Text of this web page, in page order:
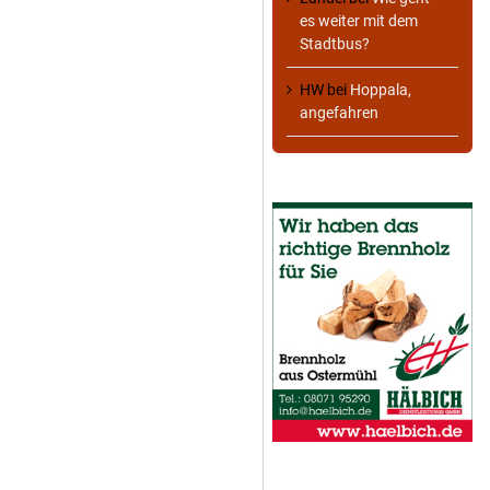
es weiter mit dem
Stadtbus?
HW bei Hoppala,
angefahren